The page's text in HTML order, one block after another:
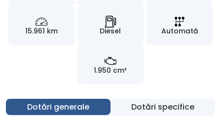
15.961 km Diesel Automată
1.950 cm³
Dotări generale
Dotări specifice